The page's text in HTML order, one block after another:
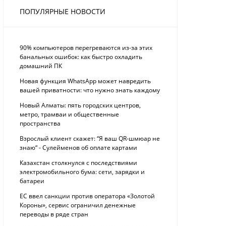
ПОПУЛЯРНЫЕ НОВОСТИ
90% компьютеров перегреваются из-за этих
банальных ошибок: как быстро охладить
домашний ПК
Новая функция WhatsApp может навредить
вашей приватности: что нужно знать каждому
Новый Алматы: пять городских центров,
метро, трамваи и общественные
пространства
Взрослый клиент скажет: “Я ваш QR-шмюар не
знаю“ - Сулейменов об оплате картами
Казахстан столкнулся с последствиями
электромобильного бума: сети, зарядки и
батареи
ЕС ввел санкции против оператора «Золотой
Короны», сервис ограничил денежные
переводы в ряде стран